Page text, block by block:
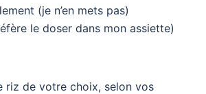
(je n’en mets pas)
le doser dans mon assiette)
riz de votre choix, selon vos